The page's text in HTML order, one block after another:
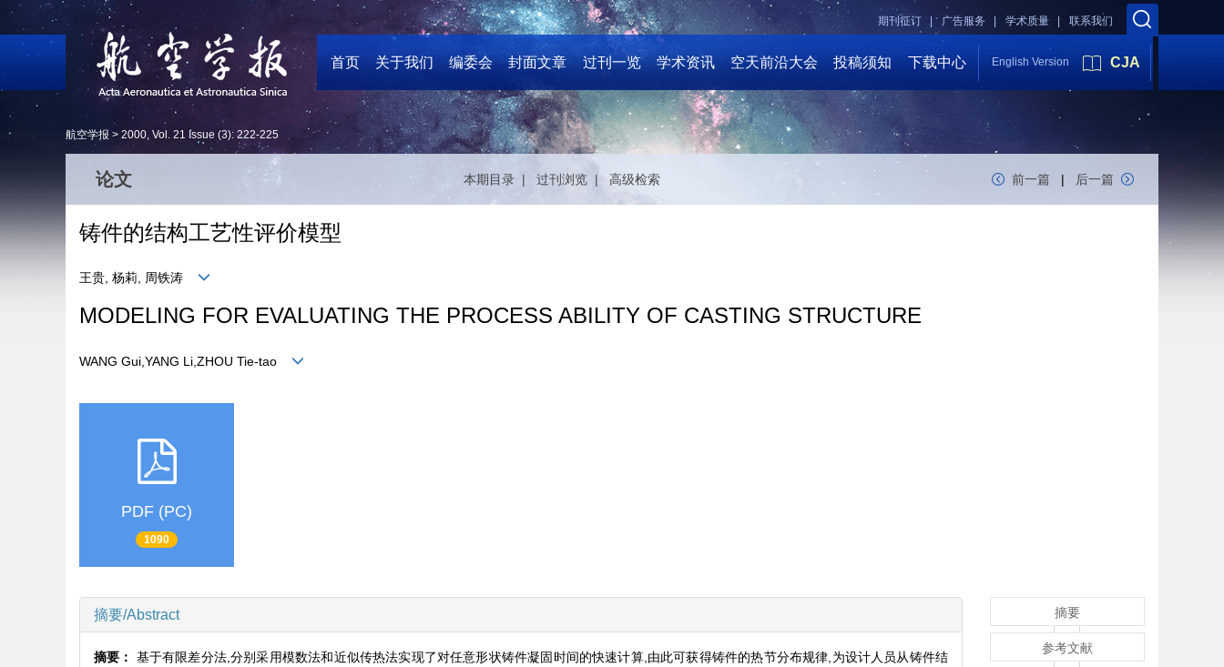
联系我们
学术质量 |
广告服务 |
期刊征订 |
首页 关于我们 编委会 封面文章 过刊一览 学术资讯 空天前沿大会 投稿须知 下载中心 English Version CJA
航空学报 > 2000, Vol. 21 Issue (3): 222-225
论文 本期目录 | 过刊浏览 | 高级检索 前一篇 | 后一篇
铸件的结构工艺性评价模型
王贵, 杨莉, 周铁涛
MODELING FOR EVALUATING THE PROCESS ABILITY OF CASTING STRUCTURE
WANG Gui,YANG Li,ZHOU Tie-tao
PDF (PC)
1090
摘要/Abstract
摘要： 基于有限差分法,分别采用模数法和近似传热法实现了对任意形状铸件凝固时间的快速计算,由此可获得铸件的热节分布规律,为设计人员从铸件结
摘要
参考文献